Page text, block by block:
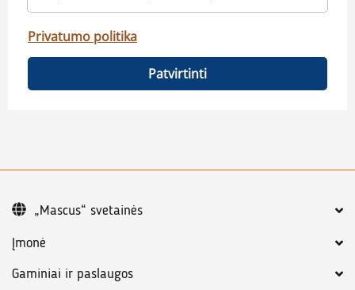
Privatumo politika
Patvirtinti
Įmonė
Gaminiai ir paslaugos
„Mascus“ svetainės